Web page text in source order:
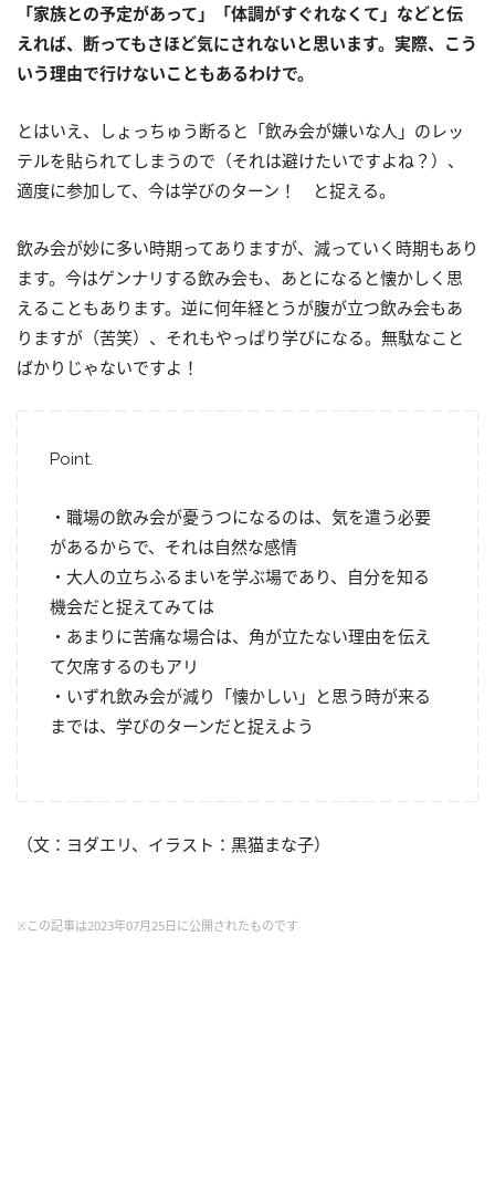
「家族との予定があって」「体調がすぐれなくて」などと伝
えれば、断ってもさほど気にされないと思います。実際、こう
いう理由で行けないこともあるわけで。
とはいえ、しょっちゅう断ると「飲み会が嫌いな人」のレッ
テルを貼られてしまうので（それは避けたいですよね？）、
適度に参加して、今は学びのターン！ と捉える。
飲み会が妙に多い時期ってありますが、減っていく時期もあり
ます。今はゲンナリする飲み会も、あとになると懐かしく思
えることもあります。逆に何年経とうが腹が立つ飲み会もあ
りますが（苦笑）、それもやっぱり学びになる。無駄なこと
ばかりじゃないですよ！
Point.
・職場の飲み会が憂うつになるのは、気を遣う必要
があるからで、それは自然な感情
・大人の立ちふるまいを学ぶ場であり、自分を知る
機会だと捉えてみては
・あまりに苦痛な場合は、角が立たない理由を伝え
て欠席するのもアリ
・いずれ飲み会が減り「懐かしい」と思う時が来る
までは、学びのターンだと捉えよう
（文：ヨダエリ、イラスト：黒猫まな子）
※この記事は2023年07月25日に公開されたものです